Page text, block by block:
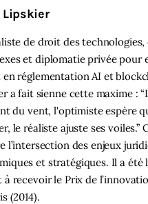
Lipskier
de droit des
et diplomatie privée pour
en réglementation AI et
a fait sienne cette maxime :
du vent, l'optimiste espère
le réaliste ajuste ses voiles.”
l’intersection des enjeux
et stratégiques. Il a été
à recevoir le Prix de
(2014).